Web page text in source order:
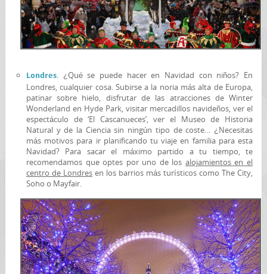
Londres. ¿Qué se puede hacer en Navidad con niños? En
Londres, cualquier cosa. Subirse a la noria más alta de Europa,
patinar sobre hielo, disfrutar de las atracciones de Winter
Wonderland en Hyde Park, visitar mercadillos navideños, ver el
espectáculo de ‘El Cascanueces’, ver el Museo de Historia
Natural y de la Ciencia sin ningún tipo de coste… ¿Necesitas
más motivos para ir planificando tu viaje en familia para esta
Navidad? Para sacar el máximo partido a tu tiempo, te
recomendamos que optes por uno de los alojamientos en el
centro de Londresen los barrios más turísticos como The City,
Soho o Mayfair.